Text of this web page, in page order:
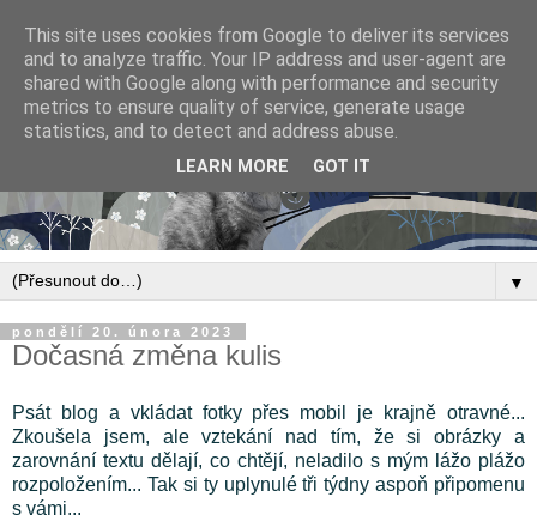
▼
pondělí 20. února 2023
Dočasná změna kulis
Psát blog a vkládat fotky přes mobil je krajně otravné...
Zkoušela jsem, ale vztekání nad tím, že si obrázky a
zarovnání textu dělají, co chtějí, neladilo s mým lážo plážo
rozpoložením... Tak si ty uplynulé tři týdny aspoň připomenu
s vámi...
This site uses cookies from Google to deliver its services
and to analyze traffic. Your IP address and user-agent are
shared with Google along with performance and security
metrics to ensure quality of service, generate usage
statistics, and to detect and address abuse.
LEARN MORE GOT IT